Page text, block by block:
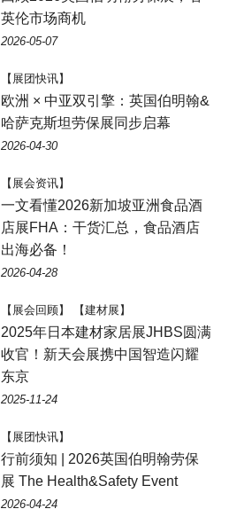
英伦市场商机
2026-05-07
【展团快讯】
欧洲 × 中亚双引擎：英国伯明翰&
哈萨克斯坦劳保展同步启幕
2026-04-30
【展会资讯】
一文看懂2026新加坡亚洲食品酒
店展FHA：干货汇总，食品酒店
出海必备！
2026-04-28
【展会回顾】 【建材展】
2025年日本建材家居展JHBS圆满
收官！新天会展携中国智造闪耀
东京
2025-11-24
【展团快讯】
行前须知 | 2026英国伯明翰劳保
展 The Health&Safety Event
2026-04-24